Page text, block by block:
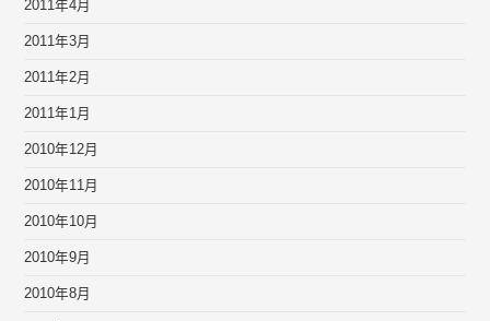
2011年4月
2011年3月
2011年2月
2011年1月
2010年12月
2010年11月
2010年10月
2010年9月
2010年8月